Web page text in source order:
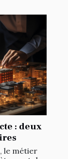
: deux
le métier